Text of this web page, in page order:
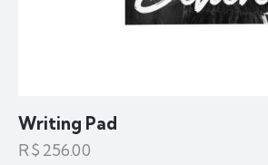
Writing Pad
R$ 256.00